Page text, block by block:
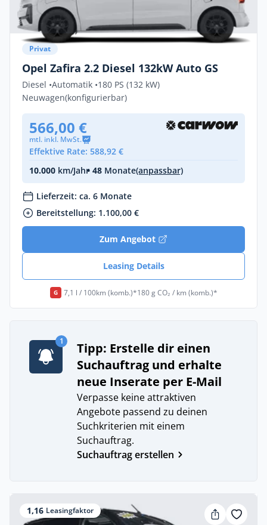
Privat
Opel Zafira 2.2 Diesel 132kW Auto GS
Diesel •Automatik •180 PS (132 kW)
Neuwagen(konfigurierbar)
566,00 €
mtl. inkl. MwSt.
Effektive Rate: 588,92 €
10.000 km/Jahr• 48 Monate(anpassbar)
Lieferzeit: ca. 6 Monate
Bereitstellung: 1.100,00 €
Zum Angebot
Leasing Details
G 7,1 l / 100km (komb.)*180 g CO₂ / km (komb.)*
1
Tipp: Erstelle dir einen
Suchauftrag und erhalte
neue Inserate per E-Mail
Verpasse keine attraktiven
Angebote passend zu deinen
Suchkriterien mit einem
Suchauftrag.
Suchauftrag erstellen
1,16 Leasingfaktor